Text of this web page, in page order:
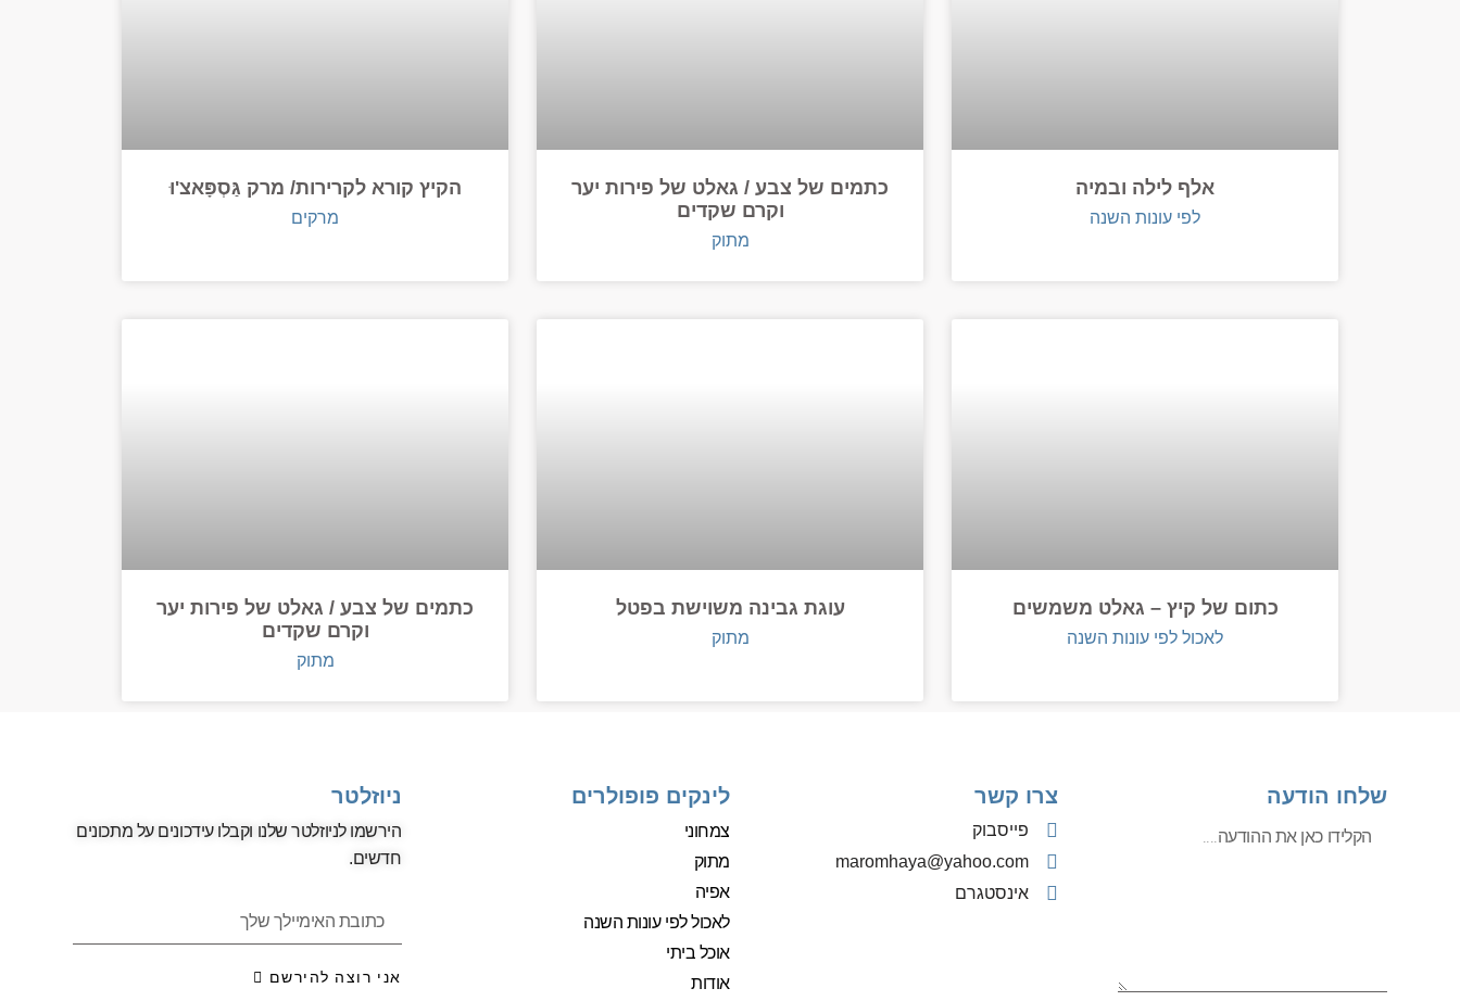
אלף לילה ובמיה
לפי עונות השנה
כתמים של צבע / גאלט של פירות יער
וקרם שקדים
מתוק
הקיץ קורא לקרירות/ מרק גַּסְפָּאצ'וּ
מרקים
כתום של קיץ – גאלט משמשים
לאכול לפי עונות השנה
עוגת גבינה משוישת בפטל
מתוק
כתמים של צבע / גאלט של פירות יער
וקרם שקדים
מתוק
שלחו הודעה צרו קשר
פייסבוק
‫maromhaya@yahoo.com
אינסטגרם
לינקים פופולרים
צמחוני
מתוק
אפיה
לאכול לפי עונות השנה
אוכל ביתי
אודות
ניוזלטר
הירשמו לניוזלטר שלנו וקבלו עידכונים על מתכונים
חדשים.
אני רוצה להירשם